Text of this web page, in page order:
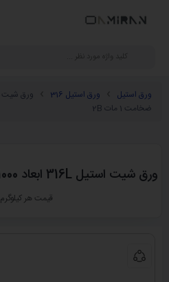
ورق استیل ورق استیل 316
ضخامت 1 مات 2B
ورق شیت استیل 316L ابعاد 1000*2000 ضخامت 1 مات 2B
قیمت هر کیلوگرم